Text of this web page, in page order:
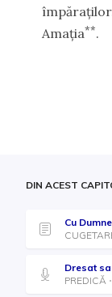
Amaţia**.
DIN ACEST
Cu
Dresat
PREDICĂ